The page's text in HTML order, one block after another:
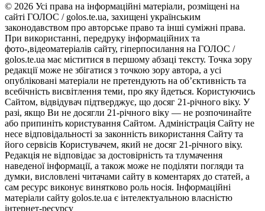
© 2026 Усі права на інформаційні матеріали, розміщені на
сайті ГОЛОС / golos.te.ua, захищені українським
законодавством про авторське право та інші суміжні права.
При використанні, передруку інформаційних та
фото-,відеоматеріалів сайту, гіперпосилання на ГОЛОС /
golos.te.ua має міститися в першому абзаці тексту. Точка зору
редакції може не збігатися з точкою зору автора, а усі
опубліковані матеріали не претендують на об’єктивність та
всебічність висвітлення теми, про яку йдеться. Користуючись
Сайтом, відвідувач підтверджує, що досяг 21-річного віку. У
разі, якщо Ви не досягли 21-річного віку — не розпочинайте
або припиніть користування Сайтом. Адміністрація Сайту не
несе відповідальності за законність використання Сайту та
його сервісів Користувачем, який не досяг 21-річного віку.
Редакція не відповідає за достовірність та тлумачення
наведеної інформації, а також може не поділяти погляди та
думки, висловлені читачами сайту в коментарях до статей, а
сам ресурс виконує винятково роль носія. Інформаційні
матеріали сайту golos.te.ua є інтелектуальною власністю
інтернет-ресурсу